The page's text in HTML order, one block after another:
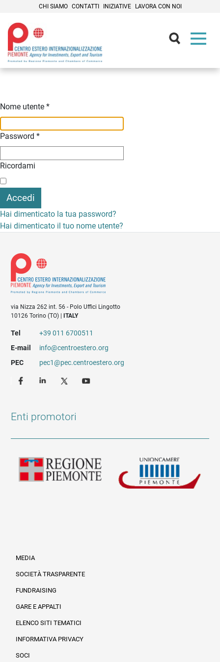
CHI SIAMO CONTATTI INIZIATIVE LAVORA CON NOI
Nome utente *
Password *
Ricordami
Accedi
Hai dimenticato la tua password?
Hai dimenticato il tuo nome utente?
via Nizza 262 int. 56 - Polo Uffici Lingotto
10126 Torino (TO) |
ITALY
Tel
+39 011 6700511
E-mail
info@centroestero.org
PEC
pec1@pec.centroestero.org
Enti promotori
MEDIA
SOCIETÀ TRASPARENTE
FUNDRAISING
GARE E APPALTI
ELENCO SITI TEMATICI
INFORMATIVA PRIVACY
SOCI